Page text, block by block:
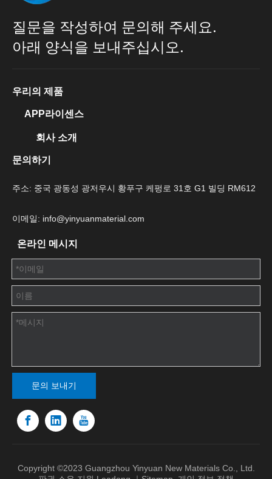
질문을 작성하여 문의해 주세요.
아래 양식을 보내주십시오.
우리의 제품
APP라이센스
회사 소개
문의하기
주소: 중국 광동성 광저우시 황푸구 케펑로 31호 G1 빌딩 RM612
이메일: info@yinyuanmaterial.com
온라인 메시지
문의 보내기
Copyright ©2023 Guangzhou Yinyuan New Materials Co., Ltd.